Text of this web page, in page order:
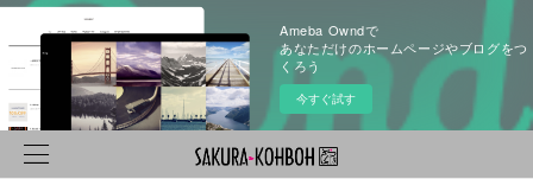
Ameba Owndで
あなただけのホームページやブログをつ
くろう
今すぐ試す